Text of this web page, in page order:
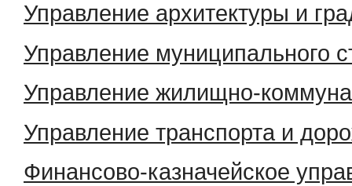
Управление архитектуры и
Управление муниципального
Управление жилищно-
Управление транспорта и
Финансово-казначейское